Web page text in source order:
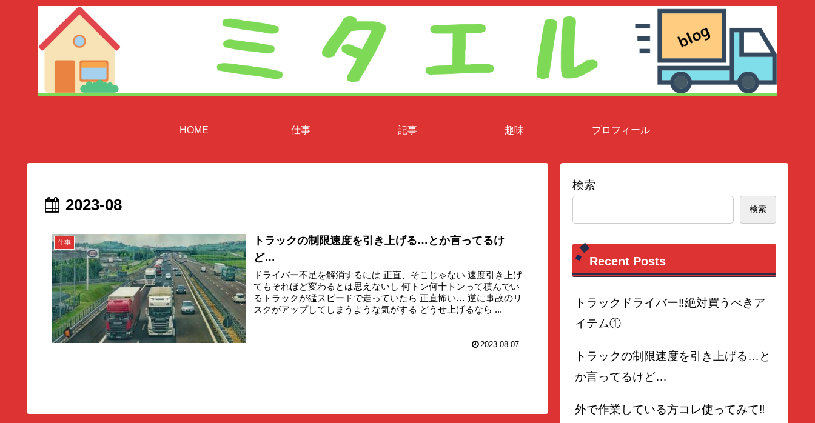
HOME 仕事 記事 趣味 プロフィール
2023-08
仕事
トラックの制限速度を引き上げる…とか言ってるけ
ど…
ドライバー不足を解消するには 正直、そこじゃない 速度引き上げ
てもそれほど変わるとは思えないし 何トン何十トンって積んでい
るトラックが猛スピードで走っていたら 正直怖い… 逆に事故のリ
スクがアップしてしまうような気がする どうせ上げるなら ...
2023.08.07
検索
検索
Recent Posts
トラックドライバー‼️絶対買うべきア
イテム①
トラックの制限速度を引き上げる…と
か言ってるけど…
外で作業している方コレ使ってみて‼️